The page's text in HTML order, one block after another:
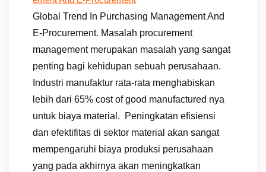
Global Trend In Purchasing Management And
E-Procurement. Masalah procurement
management merupakan masalah yang sangat
penting bagi kehidupan sebuah perusahaan.
Industri manufaktur rata-rata menghabiskan
lebih dari 65% cost of good manufactured nya
untuk biaya material. Peningkatan efisiensi
dan efektifitas di sektor material akan sangat
mempengaruhi biaya produksi perusahaan
yang pada akhirnya akan meningkatkan